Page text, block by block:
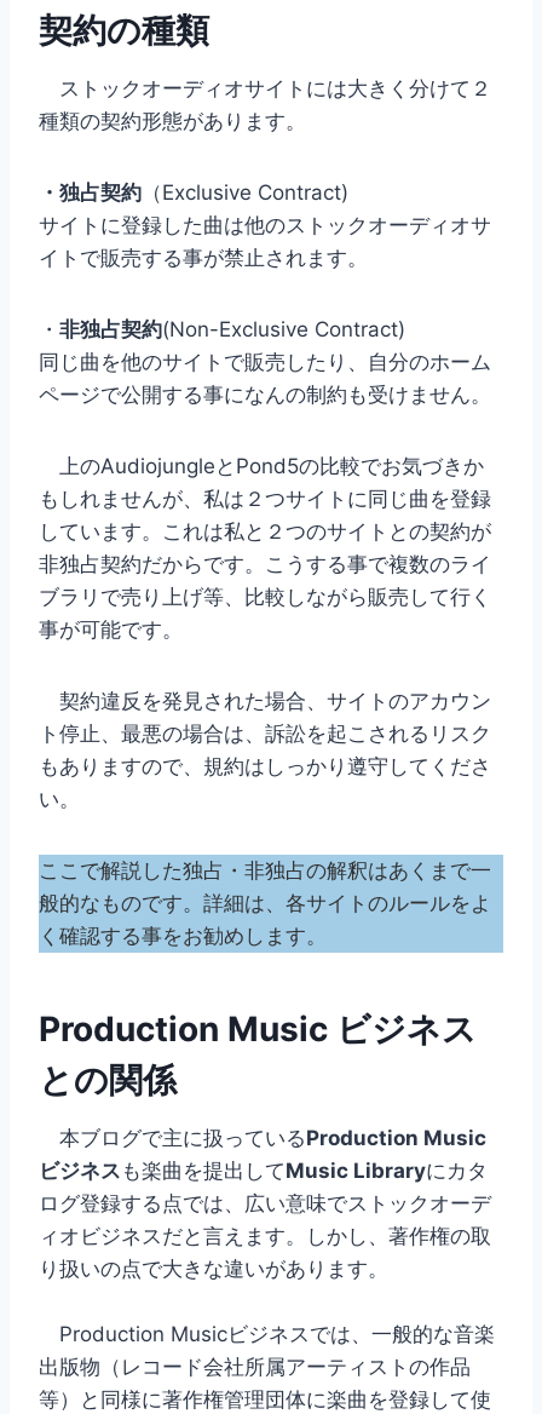
契約の種類
ストックオーディオサイトには大きく分けて２
種類の契約形態があります。
・独占契約 （Exclusive Contract)
サイトに登録した曲は他のストックオーディオサ
イトで販売する事が禁止されます。
・ 非独占契約(Non-Exclusive Contract)
同じ曲を他のサイトで販売したり、自分のホーム
ページで公開する事になんの制約も受けません。
上のAudiojungleとPond5の比較でお気づきか
もしれませんが、私は２つサイトに同じ曲を登録
しています。これは私と２つのサイトとの契約が
非独占契約だからです。こうする事で複数のライ
ブラリで売り上げ等、比較しながら販売して行く
事が可能です。
契約違反を発見された場合、サイトのアカウン
ト停止、最悪の場合は、訴訟を起こされるリスク
もありますので、規約はしっかり遵守してくださ
い。
ここで解説した独占・非独占の解釈はあくまで一
般的なものです。詳細は、各サイトのルールをよ
く確認する事をお勧めします。
Production Music ビジネス
との関係
本ブログで主に扱っているProduction Music
ビジネス も楽曲を提出してMusic Libraryにカタ
ログ登録する点では、広い意味でストックオーデ
ィオビジネスだと言えます。しかし、著作権の取
り扱いの点で大きな違いがあります。
Production Musicビジネスでは、一般的な音楽
出版物（レコード会社所属アーティストの作品
等）と同様に著作権管理団体に楽曲を登録して使